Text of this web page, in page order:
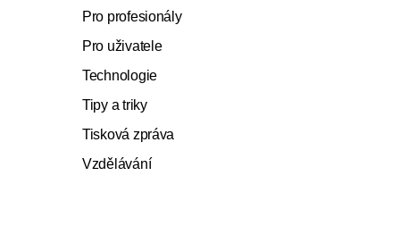
Pro profesionály
Pro uživatele
Technologie
Tipy a triky
Tisková zpráva
Vzdělávání